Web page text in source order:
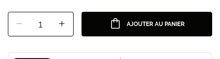
1 AJOUTER AU PANIER